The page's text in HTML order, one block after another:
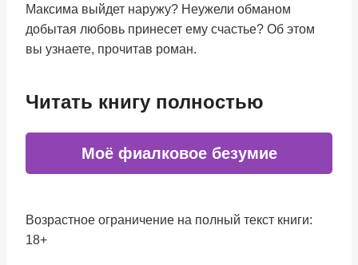
Максима выйдет наружу? Неужели обманом
добытая любовь принесет ему счастье? Об этом
вы узнаете, прочитав роман.
Читать книгу полностью
Моё фиалковое безумие
Возрастное ограничение на полный текст книги:
18+